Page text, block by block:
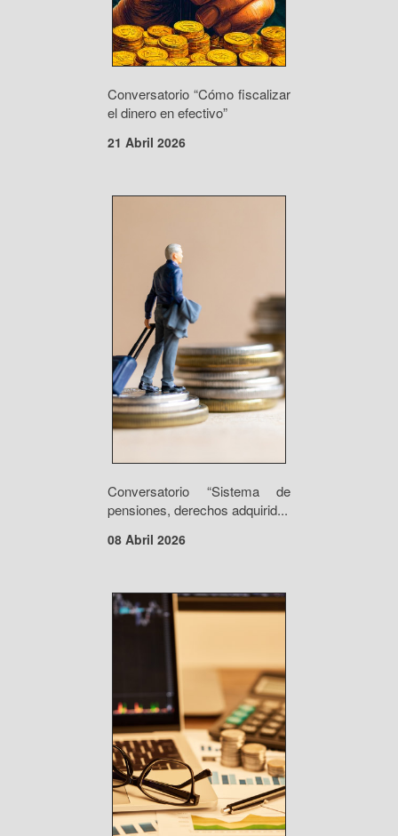
Conversatorio “Cómo fiscalizar
el dinero en efectivo”
21 Abril 2026
Conversatorio “Sistema de
pensiones, derechos adquirid...
08 Abril 2026